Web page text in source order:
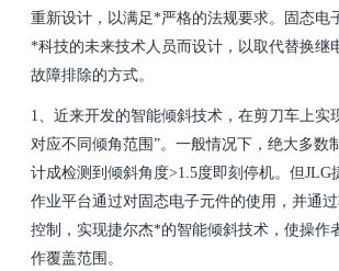
重新设计，以满足*严格的法规要求。固态电
*科技的未来技术人员而设计，以取代替换继
故障排除的方式。
1、近来开发的智能倾斜技术，在剪刀车上实
对应不同倾角范围”。一般情况下，绝大多数
计成检测到倾斜角度>1.5度即刻停机。但JLG
作业平台通过对固态电子元件的使用，并通
控制，实现捷尔杰*的智能倾斜技术，使操作
作覆盖范围。